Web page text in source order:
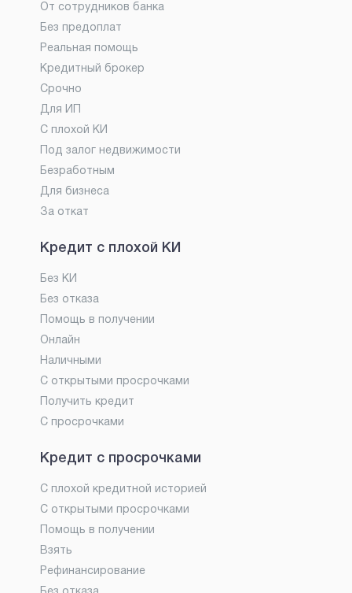
От сотрудников банка
Без предоплат
Реальная помощь
Кредитный брокер
Срочно
Для ИП
С плохой КИ
Под залог недвижимости
Безработным
Для бизнеса
За откат
Кредит с плохой КИ
Без КИ
Без отказа
Помощь в получении
Онлайн
Наличными
С открытыми просрочками
Получить кредит
С просрочками
Кредит с просрочками
С плохой кредитной историей
С открытыми просрочками
Помощь в получении
Взять
Рефинансирование